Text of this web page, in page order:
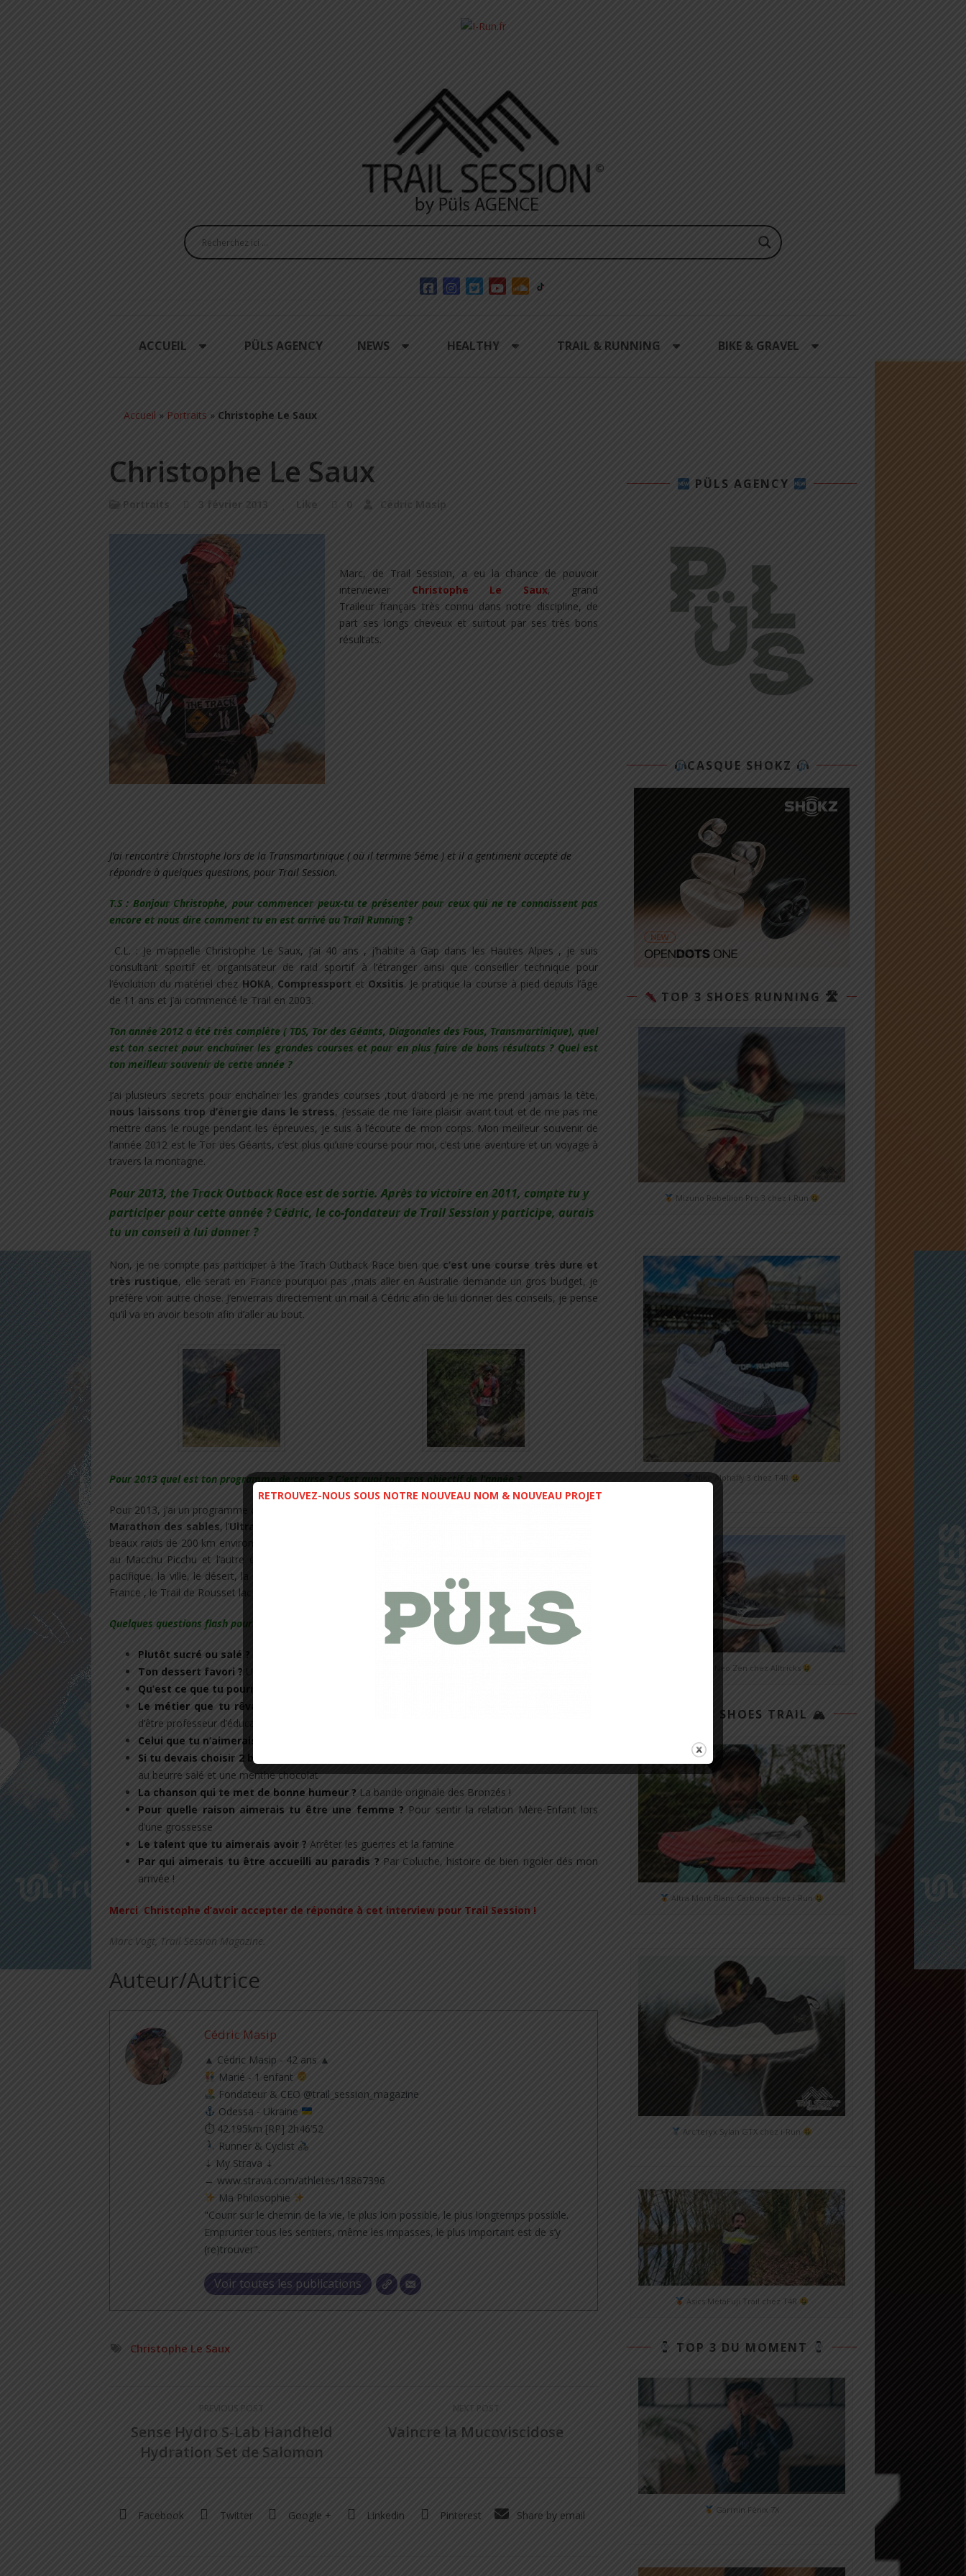
ACCUEIL PÜLS AGENCY NEWS HEALTHY TRAIL & RUNNING BIKE & GRAVEL
Accueil » Portraits » Christophe Le Saux
Christophe Le Saux
Portraits 3 février 2013 Like 0 Cédric Masip
Marc, de Trail Session, a eu la chance de pouvoir
interviewer Christophe Le Saux, grand
Traileur français très connu dans notre discipline, de
part ses longs cheveux et surtout par ses très bons
résultats.
J’ai rencontré Christophe lors de la Transmartinique ( où il termine 5éme ) et il a gentiment accepté de
répondre à quelques questions, pour Trail Session.
T.S : Bonjour Christophe, pour commencer peux-tu te présenter pour ceux qui ne te connaissent pas
encore et nous dire comment tu en est arrivé au Trail Running ?
C.L. : Je m’appelle Christophe Le Saux, j’ai 40 ans , j’habite à Gap dans les Hautes Alpes , je suis
consultant sportif et organisateur de raid sportif à l’étranger ainsi que conseiller technique pour
l’évolution du matériel chez HOKA, Compressport et Oxsitis. Je pratique la course à pied depuis l’âge
de 11 ans et j’ai commencé le Trail en 2003.
Ton année 2012 a été très complète ( TDS, Tor des Géants, Diagonales des Fous, Transmartinique), quel
est ton secret pour enchaîner les grandes courses et pour en plus faire de bons résultats ? Quel est
ton meilleur souvenir de cette année ?
J’ai plusieurs secrets pour enchaîner les grandes courses ,tout d’abord je ne me prend jamais la tête,
nous laissons trop d’énergie dans le stress, j’essaie de me faire plaisir avant tout et de me pas me
mettre dans le rouge pendant les épreuves, je suis à l’écoute de mon corps. Mon meilleur souvenir de
l’année 2012 est le Tor des Géants, c’est plus qu’une course pour moi, c’est une aventure et un voyage à
travers la montagne.
Pour 2013, the Track Outback Race est de sortie.Après ta victoire en 2011, compte tu y
participer pour cette année ? Cédric, le co-fondateur de Trail Session y participe, aurais
tu un conseil à lui donner ?
Non, je ne compte pas participer à the Trach Outback Race bien que c’est une course très dure et
très rustique, elle serait en France pourquoi pas ,mais aller en Australie demande un gros budget, je
préfère voir autre chose. J’enverrais directement un mail à Cédric afin de lui donner des conseils, je pense
qu’il va en avoir besoin afin d’aller au bout.
Pour 2013 quel est ton programme de course ? C’est quoi ton gros objectif de l’année ?
Pour 2013, j’ai un programme d’ environ 20 courses avec comme gros objectif, la
Marathon des sables, l’Ultra Trail du mont Fuji
beaux raids de 200 km environ au Pérou , le premier en mai ,
au Macchu Picchu et l’autre en octobre avec des étapes sur les 5 éléments de ce pays (la cote du
pacifique, la ville, le désert, la jungle et la haute montagne). Je serais aussi directeur d’un beau Trail en
France , le Trail de Rousset lac de Serre-Ponçon avec un 48 km et un 20 km .
Quelques questions flash pour terminer si tu veux bien !
Plutôt sucré ou salé ?
Ton dessert favori ?
Qu’est ce que tu pourrai manger tous les jours ?
Le métier que tu rêvais d’exercer quand tu étais petit ?
d’être professeur d’éducation physique.
Celui que tu n’aimerais faire pour rien au monde ?
Si tu devais choisir 2 boules de glaces, tu prendrais quoi comme parfum ?
au beurre salé et une menthe chocolat
La chanson qui te met de bonne humeur ? La bande originale des Bronzés !
Pour quelle raison aimerais tu être une femme ? Pour sentir la relation Mère-Enfant lors
d’une grossesse
Le talent que tu aimerais avoir ? Arrêter les guerres et la famine
Par qui aimerais tu être accueilli au paradis ? Par Coluche, histoire de bien rigoler dés mon
arrivée !
Merci Christophe d’avoir accepter de répondre à cet interview pour Trail Session !
Marc Vogt, Trail Session Magazine.
Auteur/Autrice
Cédric Masip
▲ Cédric Masip - 42 ans ▲
Marié - 1 enfant
Fondateur & CEO @trail_session_magazine
Odessa - Ukraine
⏱ 42.195km [RP] 2h46’52
Runner & Cyclist
⇣ My Strava ⇣
→ www.strava.com/athletes/18867396
Ma Philosophie
"Courir sur le chemin de la vie, le plus loin possible, le plus longtemps possible.
Emprunter tous les sentiers, même les impasses, le plus important est de s’y
(re)trouver".
Voir toutes les publications
Christophe Le Saux
PREVIOUS POST
Sense Hydro S-Lab Handheld
Hydration Set de Salomon
NEXT POST
Vaincre la Mucoviscidose
Facebook Twitter Google + Linkedin Pinterest Share by email
PÜLS AGENCY
CASQUE SHOKZ
TOP 3 SHOES RUNNING 🛣
Mizuno Rebellion Pro 3 chez i-Run
Nike Alphafly 3 chez T4R
Mizuno Neo Zen chez Alltricks
TOP 3 SHOES TRAIL 🏔
Altra Mont Blanc Carbone chez i-Run
Arc'teryx Sylan GTX chez i-Run
Asics MetaFuji Trail chez T4R
TOP 3 DU MOMENT
Garmin Fénix 7X
RETROUVEZ-NOUS SOUS NOTRE NOUVEAU NOM & NOUVEAU PROJET